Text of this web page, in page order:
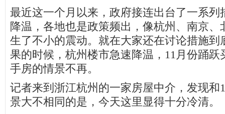
最近这一个月以来，政府接连出台了一系列
降温，各地也是政策频出，像杭州、南京、
生了不小的震动。就在大家还在讨论措施到
果的时候，杭州楼市急速降温，11月份踊跃
手房的情景不再。
记者来到浙江杭州的一家房屋中介，发现和
景大不相同的是，今天这里显得十分冷清。